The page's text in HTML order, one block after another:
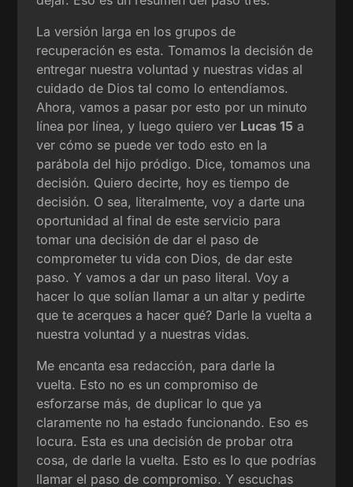
La versión larga en los grupos de
recuperación es esta. Tomamos la decisión de
entregar nuestra voluntad y nuestras vidas al
cuidado de Dios tal como lo entendíamos.
Ahora, vamos a pasar por esto por un minuto
línea por línea, y luego quiero ver Lucas 15 a
ver cómo se puede ver todo esto en la
parábola del hijo pródigo. Dice, tomamos una
decisión. Quiero decirte, hoy es tiempo de
decisión. O sea, literalmente, voy a darte una
oportunidad al final de este servicio para
tomar una decisión de dar el paso de
comprometer tu vida con Dios, de dar este
paso. Y vamos a dar un paso literal. Voy a
hacer lo que solían llamar a un altar y pedirte
que te acerques a hacer qué? Darle la vuelta a
nuestra voluntad y a nuestras vidas.
Me encanta esa redacción, para darle la
vuelta. Esto no es un compromiso de
esforzarse más, de duplicar lo que ya
claramente no ha estado funcionando. Eso es
locura. Esta es una decisión de probar otra
cosa, de darle la vuelta. Esto es lo que podrías
llamar el paso de compromiso. Y escuchas